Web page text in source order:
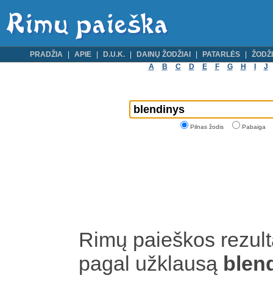
PRADŽIA APIE D.U.K. DAINŲ ŽODŽIAI PATARLĖS
A
B C D E F G H J
Pilnas žodis Pabaiga
Rimų paieškos
pagal užklausą